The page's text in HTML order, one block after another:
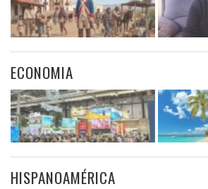
ECONOMIA
HISPANOAMÉRICA